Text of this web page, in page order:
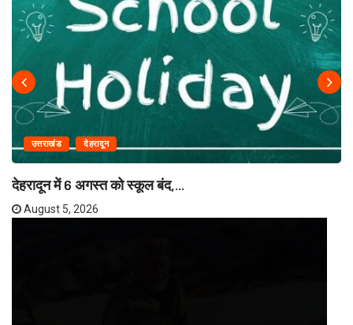
उत्तराखंड देहरादून
देहरादून में 6 अगस्त को स्कूल बंद,...
August 5, 2026